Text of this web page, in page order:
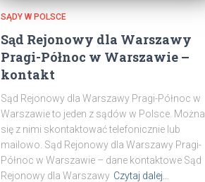
SĄDY W POLSCE
Sąd Rejonowy dla Warszawy
Pragi-Północ w Warszawie –
kontakt
Sąd Rejonowy dla Warszawy Pragi-Północ w
Warszawie to jeden z sądów w Polsce. Można
się z nimi skontaktować telefonicznie lub
mailowo. Sąd Rejonowy dla Warszawy Pragi-
Północ w Warszawie – dane kontaktowe Sąd
Rejonowy dla Warszawy Czytaj dalej…